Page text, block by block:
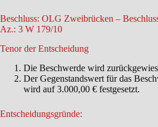
Beschluss: OLG Zweibrücken –
Az.: 3 W 179/10
Tenor der Entscheidung
Die Beschwerde wird
Der Gegenstandswert für das
wird auf 3.000,00 € festgesetzt.
Entscheidungsgründe: